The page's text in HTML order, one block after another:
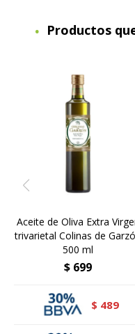
Productos
Aceite de Oliva Extra
trivarietal Colinas de
500 ml
$ 699
$ 489